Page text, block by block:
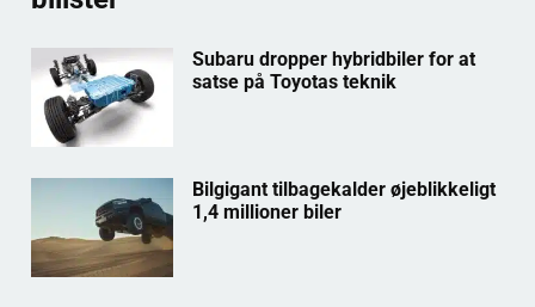
Subaru dropper hybridbiler for at
satse på Toyotas teknik
Bilgigant tilbagekalder øjeblikkeligt
1,4 millioner biler